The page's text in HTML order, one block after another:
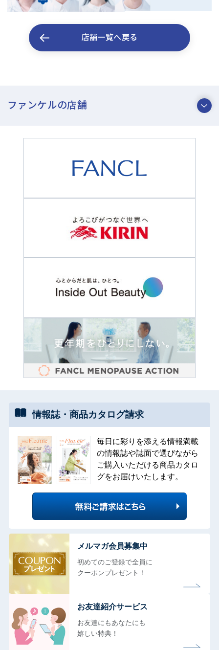
店舗一覧へ戻る
ファンケルの店舗
情報誌・ 商品カタログ請求
毎日に彩りを添える情報満載
の情報誌や誌面で選びながら
ご購入いただける商品カタロ
グをお届けいたします。
メルマガ会員募集中
初めてのご登録で全員に
クーポンプレゼント！
お友達紹介サービス
お友達にもあなたにも
嬉しい特典！